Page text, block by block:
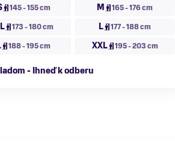
145 - 155 cm M 165 - 176 cm
173 - 180 cm L 177 - 188 cm
188 - 195 cm XXL 195 - 203 cm
- Ihneď k odberu